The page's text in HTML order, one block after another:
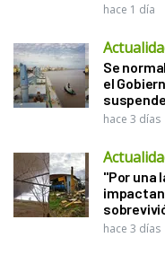
hace 1 día
Se
el
hace 3 días
"Por una
hace 3 días